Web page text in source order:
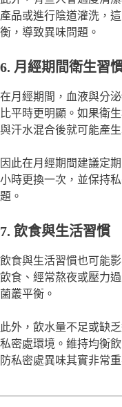
產品或進行陰道灌洗，
衡，導致異味問題。
6. 月經期間衛生習
在月經期間，血液與分
比平時更明顯。如果衛
與汗水混合後就可能產生
因此在月經期間建議定
小時更換一次，並保持
題。
7. 飲食與生活習慣
飲食與生活習慣也可能
飲食、經常熬夜或壓力
菌叢平衡。
此外，飲水量不足或缺
私密處環境。維持均衡
防私密處異味其實非常重